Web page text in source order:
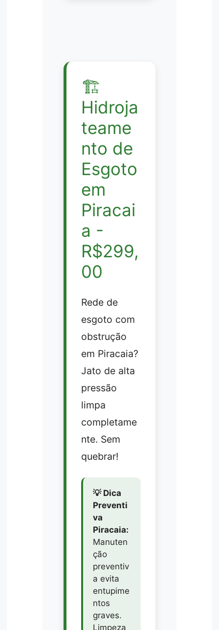
🏗️
Hidroja
teame
nto de
Esgoto
em
Piracai
a -
R$299,
00
Rede de
esgoto com
obstrução
em Piracaia?
Jato de alta
pressão
limpa
completame
nte. Sem
quebrar!
💡 Dica
Preventi
va
Piracaia:
Manuten
ção
preventiv
a evita
entupime
ntos
graves.
Limpeza